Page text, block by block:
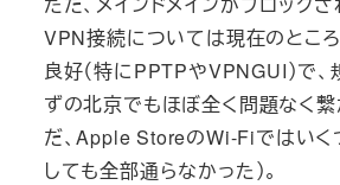
VPN接続については現在のとこ
良好（特にPPTPやVPNGUI）で
ずの北京でもほぼ全く問題なく繋
だ、Apple StoreのWi-Fiではい
しても全部通らなかった）。